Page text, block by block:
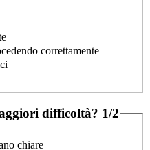
correttamente
difficoltà? 1/2
chiare